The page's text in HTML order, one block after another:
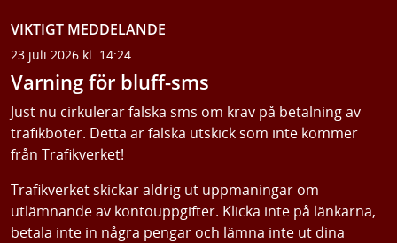
VIKTIGT MEDDELANDE
23 juli 2026 kl. 14:24
Varning för bluff-sms
Just nu cirkulerar falska sms om krav på betalning av
trafikböter. Detta är falska utskick som inte kommer
från Trafikverket!
Trafikverket skickar aldrig ut uppmaningar om
utlämnande av kontouppgifter. Klicka inte på länkarna,
betala inte in några pengar och lämna inte ut dina